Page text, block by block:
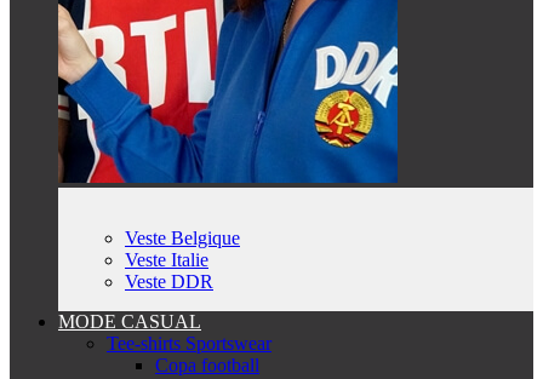
Veste Belgique
Veste Italie
Veste DDR
MODE CASUAL
Tee-shirts Sportswear
Copa football